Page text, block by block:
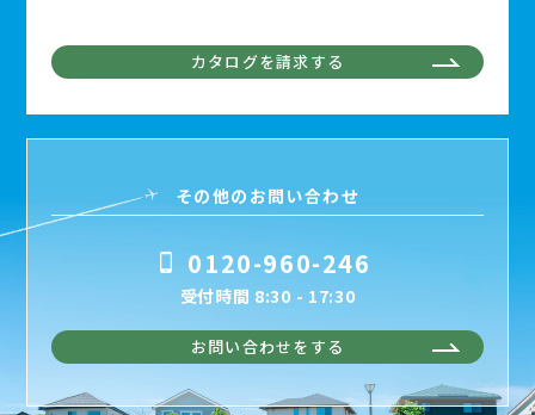
カタログを請求する
その他のお問い合わせ
0120-960-246
受付時間 8:30 - 17:30
お問い合わせをする